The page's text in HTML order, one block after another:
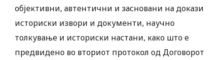
објективни, автентични и засновани на докази
историски извори и документи, научно
толкување и историски настани, како што е
предвидено во вториот протокол од Договорот